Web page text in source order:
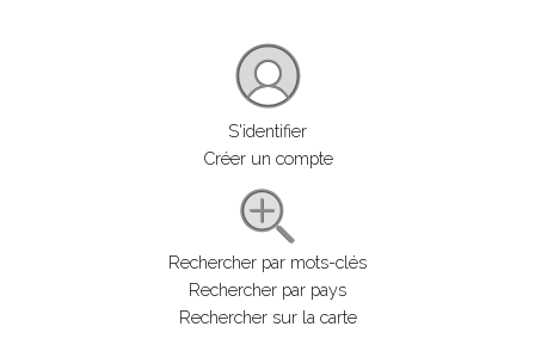
S'identifier
Créer un compte
Rechercher par mots-clés
Rechercher par pays
Rechercher sur la carte